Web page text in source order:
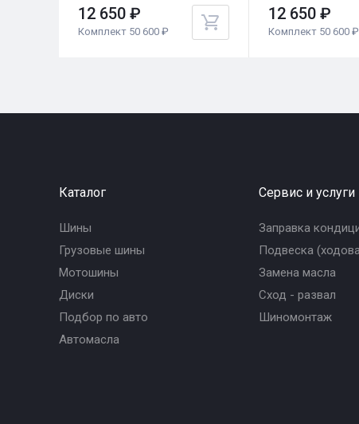
12 650 ₽
Комплект 50 600 ₽
12 650 ₽
Комплект 50 600 ₽
Каталог
Шины
Грузовые шины
Мотошины
Диски
Подбор по авто
Автомасла
Сервис и услуги
Заправка
Подвеска
Замена масла
Сход - развал
Шиномонтаж